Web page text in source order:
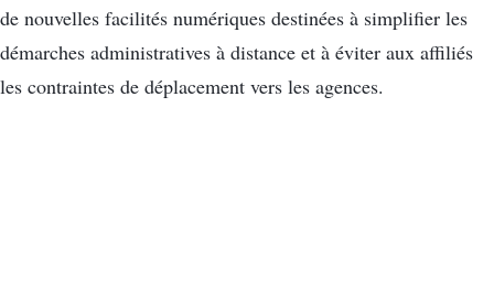
de nouvelles facilités numériques destinées à simplifier les
démarches administratives à distance et à éviter aux affiliés
les contraintes de déplacement vers les agences.